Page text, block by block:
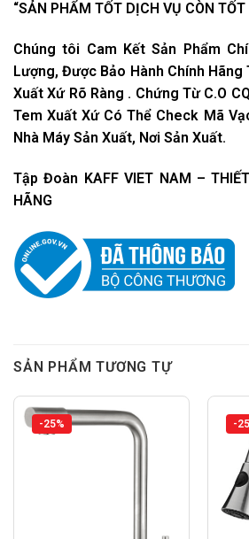
“SẢN PHẨM TỐT DỊCH VỤ CÒN TỐT
Chúng tôi Cam Kết Sản Phẩm
Lượng, Được Bảo Hành Chính Hãng
Xuất Xứ Rõ Ràng . Chứng Từ C.O
Tem Xuất Xứ Có Thể Check Mã
Nhà Máy Sản Xuất, Nơi Sản Xuất.
Tập Đoàn KAFF VIET NAM –
HÃNG
SẢN PHẨM TƯƠNG TỰ
-25% -